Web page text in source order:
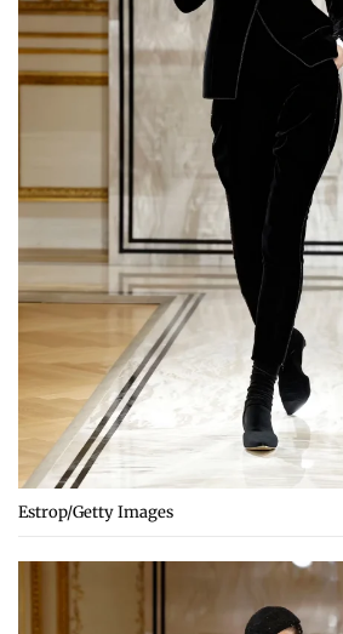
Estrop/Getty Images